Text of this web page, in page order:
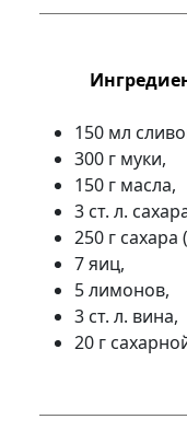
150 мл
300 г муки,
150 г масла,
3 ст. л.
250 г
7 яиц,
5 лимонов,
3 ст. л. вина,
20 г